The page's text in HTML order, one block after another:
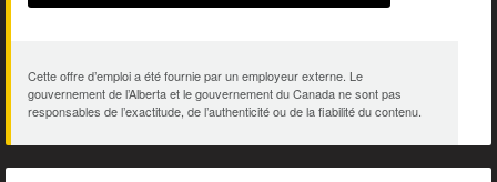
Cette offre d’emploi a été fournie par un employeur externe. Le
gouvernement de l’Alberta et le gouvernement du Canada ne sont pas
responsables de l’exactitude, de l’authenticité ou de la fiabilité du contenu.